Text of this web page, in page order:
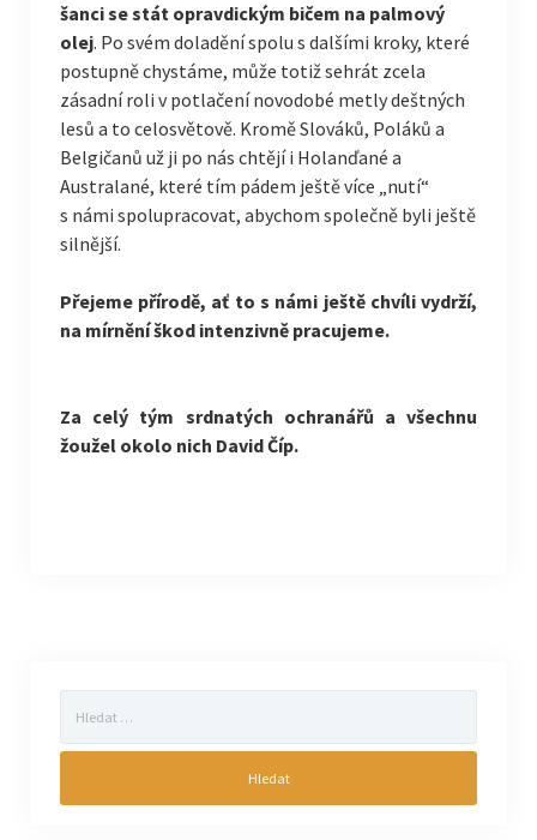
šanci se stát opravdickým bičem na palmový
olej. Po svém doladění spolu s dalšími kroky, které
postupně chystáme, může totiž sehrát zcela
zásadní roli v potlačení novodobé metly deštných
lesů a to celosvětově. Kromě Slováků, Poláků a
Belgičanů už ji po nás chtějí i Holanďané a
Australané, které tím pádem ještě více „nutí“
s námi spolupracovat, abychom společně byli ještě
silnější.
Přejeme přírodě, ať to s námi ještě chvíli vydrží,
na mírnění škod intenzivně pracujeme.
Za celý tým srdnatých ochranářů a všechnu
žoužel okolo nich David Číp.